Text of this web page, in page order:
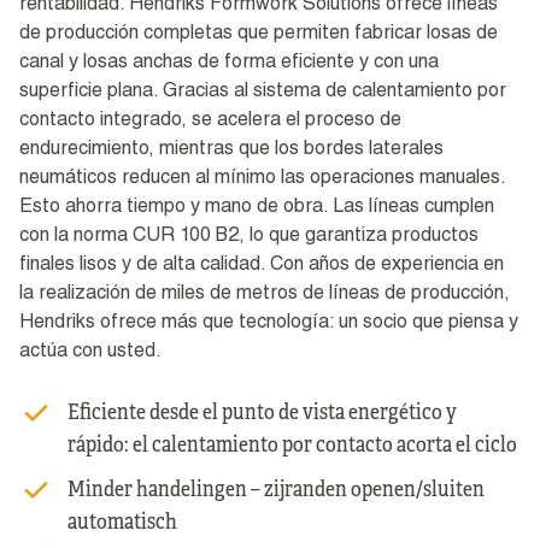
rentabilidad. Hendriks Formwork Solutions ofrece líneas
de producción completas que permiten fabricar losas de
canal y losas anchas de forma eficiente y con una
superficie plana. Gracias al sistema de calentamiento por
contacto integrado, se acelera el proceso de
endurecimiento, mientras que los bordes laterales
neumáticos reducen al mínimo las operaciones manuales.
Esto ahorra tiempo y mano de obra. Las líneas cumplen
con la norma CUR 100 B2, lo que garantiza productos
finales lisos y de alta calidad. Con años de experiencia en
la realización de miles de metros de líneas de producción,
Hendriks ofrece más que tecnología: un socio que piensa y
actúa con usted.
Eficiente desde el punto de vista energético y
rápido: el calentamiento por contacto acorta el ciclo
Minder handelingen – zijranden openen/sluiten
automatisch